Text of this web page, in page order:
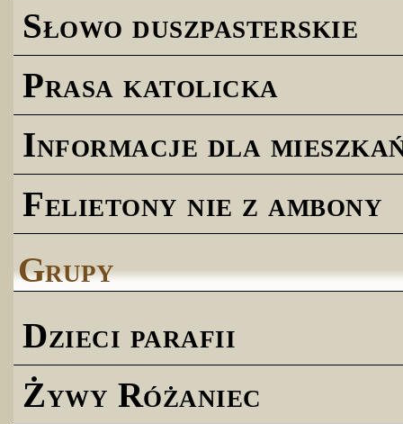
Słowo duszpasterskie
Prasa katolicka
Informacje dla
Felietony nie z ambony
Grupy
Dzieci parafii
Żywy Różaniec